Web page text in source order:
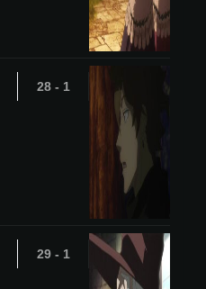
1 - 28
1 - 29